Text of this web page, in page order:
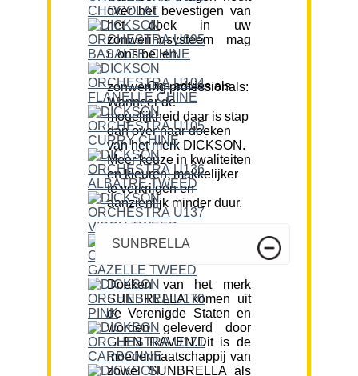
over het bevestigen van
het doek in uw
zonweringsysteem mag
u ons bellen.
Ons advies als zonwering professionals:
Wanneer de
mogelijkheid daar is stap
dan over naar doeken
van het merk DICKSON.
Meer keuze in kwaliteiten
en kleuren, makkelijker
te verkrijgen en
aanzienlijk minder duur.
SUNBRELLA
Doeken van het merk
SUNBRELLA komen uit
de Verenigde Staten en
worden geleverd door
GLEN RAVEN.Dit is de
moedermaatschappij van
zowel SUNBRELLA als